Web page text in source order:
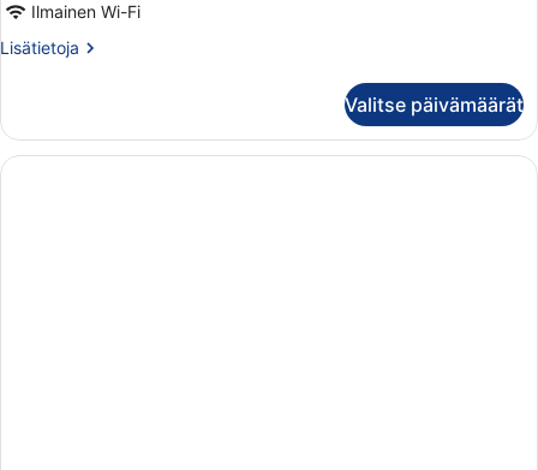
Ilmainen Wi-Fi
Lisätietoja
Lisätietoja
Valitse päivämäärät